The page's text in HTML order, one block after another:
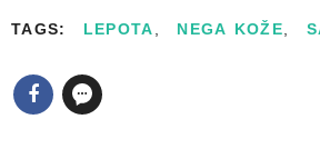
TAGS: LEPOTA NEGA KOŽE